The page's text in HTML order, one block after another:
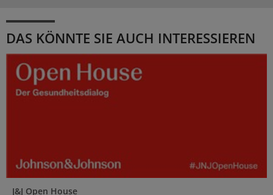
DAS KÖNNTE SIE AUCH INTERESSIEREN
J&J Open House